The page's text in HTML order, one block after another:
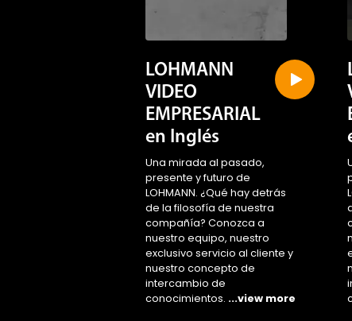
LOHMANN
VIDEO
EMPRESARIAL
en Inglés
Una mirada al pasado,
presente y futuro de
LOHMANN. ¿Qué hay detrás
de la filosofía de nuestra
compañía? Conozca a
nuestro equipo, nuestro
exclusivo servicio al cliente y
nuestro concepto de
intercambio de
conocimientos. ...view more